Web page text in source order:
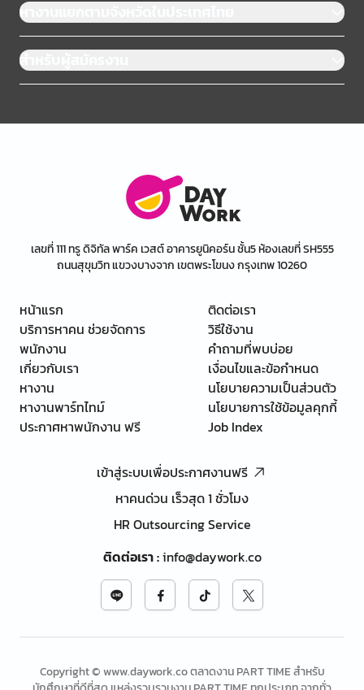
หางานแยกตามจังหวัดในประเทศไทย
สำหรับผู้สมัครงาน
เลขที่ 111 ทรู ดิจิทัล พาร์ค เวสต์ อาคารยูนิคอร์น ชั้น5 ห้องเลขที่ SH555
ถนนสุขุมวิท แขวงบางจาก เขตพระโขนง กรุงเทพ 10260
หน้าแรก
บริการหาคน ช่วยจัดการ
พนักงาน
เกี่ยวกับเรา
หางาน
หางานพาร์ทไทม์
ประกาศหาพนักงาน ฟรี
ติดต่อเรา
วิธีใช้งาน
คำถามที่พบบ่อย
เงื่อนไขและข้อกำหนด
นโยบายความเป็นส่วนตัว
นโยบายการใช้ข้อมูลคุกกี้
Job Index
เข้าสู่ระบบเพื่อประกาศงานฟรี
หาคนด่วน เร็วสุด 1 ชั่วโมง
HR Outsourcing Service
ติดต่อเรา:info@daywork.co
Copyright © www.daywork.co ตลาดงาน PART TIME สำหรับ